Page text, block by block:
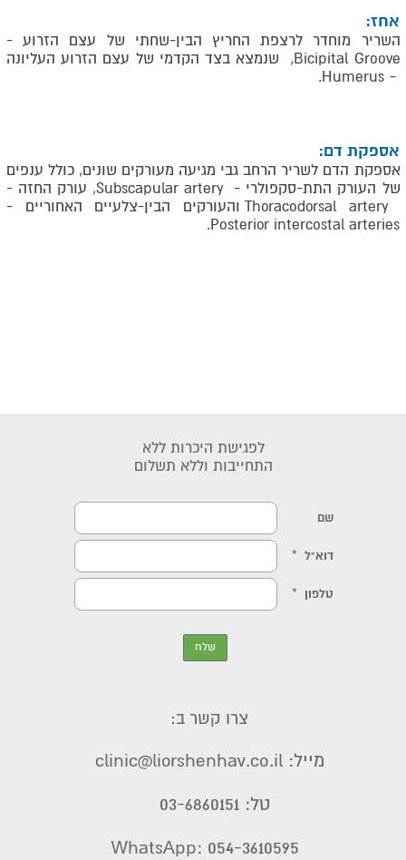
אחז:
השריר מוחדר לרצפת החריץ הבין-שחתי של עצם הזרוע -
Bicipital Groove, שנמצא בצד הקדמי של עצם הזרוע העליונה
-
Humerus
.
אספקת דם:
אספקת הדם לשריר הרחב גבי מגיעה מעורקים שונים, כולל ענפים
של העורק התת-סקפולרי -Subscapular artery, עורק החזה -
Thoracodorsal arteryוהעורקים הבין-צלעיים האחוריים -
Posterior intercostal arteries
.
לפגישת היכרות ללא
התחייבות וללא תשלום
צרו קשר ב:
מייל: clinic@liorshenhav.co.il
טל: 03-6860151
WhatsApp: 054-3610595